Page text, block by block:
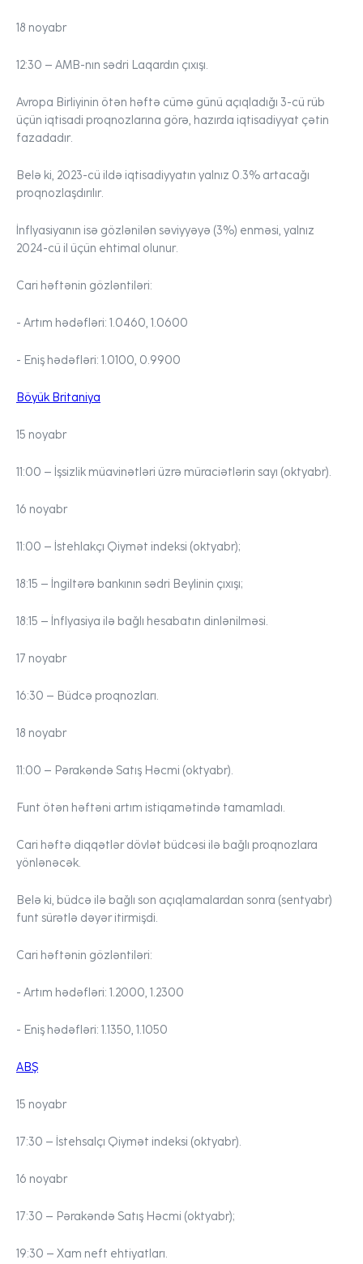
18 noyabr
12:30 – AMB-nın sədri Laqardın çıxışı.
Avropa Birliyinin ötən həftə cümə günü açıqladığı 3-cü rüb
üçün iqtisadi proqnozlarına görə, hazırda iqtisadiyyat çətin
fazadadır.
Belə ki, 2023-cü ildə iqtisadiyyatın yalnız 0.3% artacağı
proqnozlaşdırılır.
İnflyasiyanın isə gözlənilən səviyyəyə (3%) enməsi, yalnız
2024-cü il üçün ehtimal olunur.
Cari həftənin gözləntiləri:
- Artım hədəfləri: 1.0460, 1.0600
- Eniş hədəfləri: 1.0100, 0.9900
Böyük Britaniya
15 noyabr
11:00 – İşsizlik müavinətləri üzrə müraciətlərin sayı (oktyabr).
16 noyabr
11:00 – İstehlakçı Qiymət indeksi (oktyabr);
18:15 – İngiltərə bankının sədri Beylinin çıxışı;
18:15 – İnflyasiya ilə bağlı hesabatın dinlənilməsi.
17 noyabr
16:30 – Büdcə proqnozları.
18 noyabr
11:00 – Pərakəndə Satış Həcmi (oktyabr).
Funt ötən həftəni artım istiqamətində tamamladı.
Cari həftə diqqətlər dövlət büdcəsi ilə bağlı proqnozlara
yönlənəcək.
Belə ki, büdcə ilə bağlı son açıqlamalardan sonra (sentyabr)
funt sürətlə dəyər itirmişdi.
Cari həftənin gözləntiləri:
- Artım hədəfləri: 1.2000, 1.2300
- Eniş hədəfləri: 1.1350, 1.1050
ABŞ
15 noyabr
17:30 – İstehsalçı Qiymət indeksi (oktyabr).
16 noyabr
17:30 – Pərakəndə Satış Həcmi (oktyabr);
19:30 – Xam neft ehtiyatları.